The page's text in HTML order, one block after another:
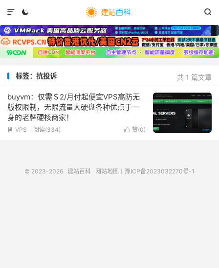
 

共 1 篇文章
标签：抗投诉
buyvm：仅需＄2/月付起便宜VPS高防无
版权限制，无限流量大硬盘各种优点于一
身的老牌硬核商家！
 赞(0)
 VPS 阅读(334)
© 2023-2026 建站百科 网站地图 豫ICP备2023032270号-1